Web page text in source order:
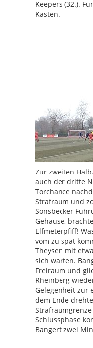
Keepers (32.).
Kasten.
Zur zweiten
auch der dritte
Torchance
Strafraum und
Sonsbecker
Gehäuse,
Elfmeterpfiff!
vom zu spät
Theysen mit
sich warten.
Freiraum und
Rheinberg
Gelegenheit zur
dem Ende
Schlussphase
Bangert zwei